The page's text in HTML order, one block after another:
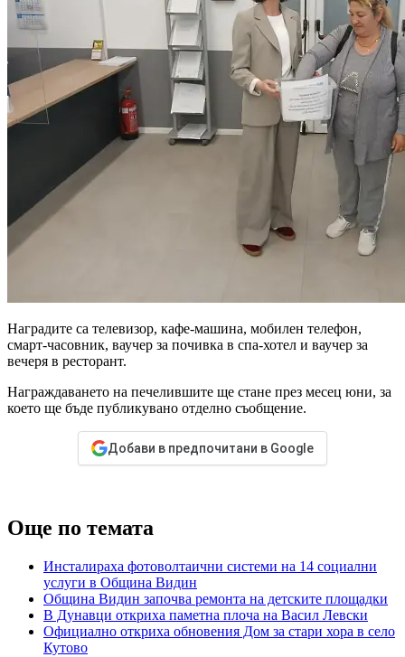
Наградите са телевизор, кафе-машина, мобилен телефон,
смарт-часовник, ваучер за почивка в спа-хотел и ваучер за
вечеря в ресторант.
Награждаването на печелившите ще стане през месец юни, за
което ще бъде публикувано отделно съобщение.
Добави в предпочитани в Google
Още по темата
Инсталираха фотоволтаични системи на 14 социални
услуги в Община Видин
Община Видин започва ремонта на детските площадки
В Дунавци откриха паметна плоча на Васил Левски
Официално откриха обновения Дом за стари хора в село
Кутово